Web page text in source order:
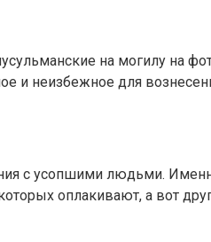
на могилу на
и неизбежное для
с усопшими людьми.
оплакивают, а вот